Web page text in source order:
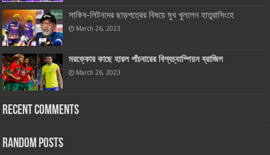
সাকিব-লিটনদের ছাড়পত্রের বিষয়ে মুখ খুললেন হাতুরাসিংহে
March 26, 2023
মরক্কোর কাছে হারল পাঁচবারের বিশ্বচ্যাম্পিয়ন ব্রাজিল
March 26, 2023
Recent Comments
Random Posts